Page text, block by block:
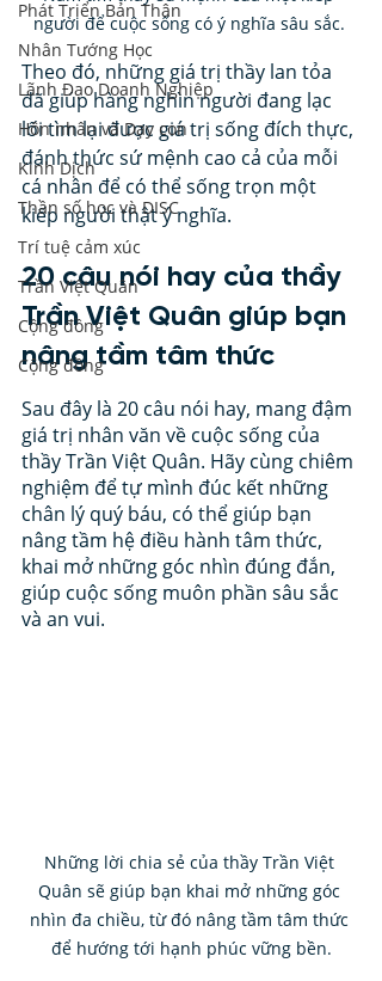
Phát Triển Bản Thân
Nhân Tướng Học
Lãnh Đạo Doanh Nghiệp
Hôn nhân và Dạy con
Kinh Dịch
Thần số học và DISC
Trí tuệ cảm xúc
Trần Việt Quân
Cộng đồng
Cộng đồng
người để cuộc sống có ý nghĩa sâu sắc.
Theo đó, những giá trị thầy lan tỏa
đã giúp hàng nghìn người đang lạc
lối tìm lại được giá trị sống đích thực,
đánh thức sứ mệnh cao cả của mỗi
cá nhân để có thể sống trọn một
kiếp người thật ý nghĩa.
20 câu nói hay của thầy
Trần Việt Quân giúp bạn
nâng tầm tâm thức
Sau đây là 20 câu nói hay, mang đậm
giá trị nhân văn về cuộc sống của
thầy Trần Việt Quân. Hãy cùng chiêm
nghiệm để tự mình đúc kết những
chân lý quý báu, có thể giúp bạn
nâng tầm hệ điều hành tâm thức,
khai mở những góc nhìn đúng đắn,
giúp cuộc sống muôn phần sâu sắc
và an vui.
Những lời chia sẻ của thầy Trần Việt
Quân sẽ giúp bạn khai mở những góc
nhìn đa chiều, từ đó nâng tầm tâm thức
để hướng tới hạnh phúc vững bền.